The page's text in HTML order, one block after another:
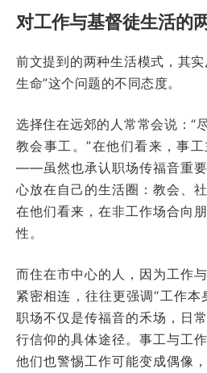
对工作与基督徒生活的
前文提到的两种生活模式，其
生命”这个问题的不同态度。
选择住在远郊的人常常会说：“
教会事工。”在他们看来，事
——虽然也承认职场传福音重
心放在自己的生活圈：教会、
在他们看来，在非工作场合向
性。
而住在市中心的人，因为工作
紧密相连，往往更强调“工作本
职场不仅是传福音的禾场，日
行信仰的具体途径。事工与工
他们也警惕工作可能变成偶像